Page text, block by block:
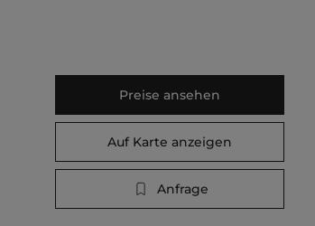
Preise ansehen
Auf Karte anzeigen
Anfrage